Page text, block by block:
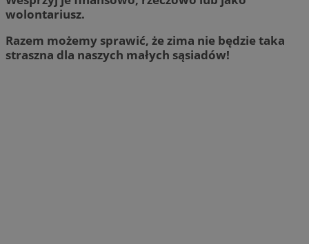
wolontariusz.
Razem możemy sprawić, że zima nie będzie taka
straszna dla naszych małych sąsiadów!